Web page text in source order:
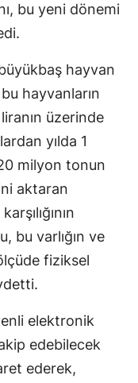
bu yeni dönemi
hayvan
hayvanların
üzerinde
yılda 1
milyon tonun
aktaran
bu varlığın ve
fiziksel
elektronik
edebilecek
ederek,